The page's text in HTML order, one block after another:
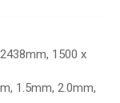
1500 x
1.5mm, 2.0mm,